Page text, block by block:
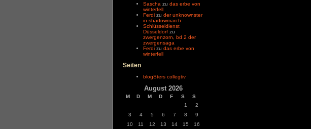
Sascha zu das erbe von
winterfell
Ferdi zu der unknownster
in shadowmarch
Schlüsseldienst
Düsseldorf zu
zwergenzorn, bd 2 der
zwergensaga
Ferdi zu das erbe von
winterfell
Seiten
blogSters collegtiv
August 2026
M D M D F S
S
1
2
3
4 5 6 7 8
9
10
11 12 13 14 15
16